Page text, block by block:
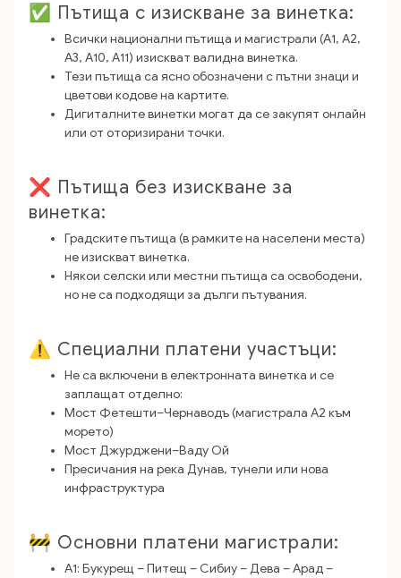
✅ Пътища с изискване за винетка:
Всички национални пътища и магистрали (A1, A2,
A3, A10, A11) изискват валидна винетка.
Тези пътища са ясно обозначени с пътни знаци и
цветови кодове на картите.
Дигиталните винетки могат да се закупят онлайн
или от оторизирани точки.
❌ Пътища без изискване за
винетка:
Градските пътища (в рамките на населени места)
не изискват винетка.
Някои селски или местни пътища са освободени,
но не са подходящи за дълги пътувания.
⚠️ Специални платени участъци:
Не са включени в електронната винетка и се
заплащат отделно:
Мост Фетешти–Чернаводъ (магистрала A2 към
морето)
Мост Джурджени–Ваду Ой
Пресичания на река Дунав, тунели или нова
инфраструктура
🚧 Основни платени магистрали:
A1: Букурещ – Питещ – Сибиу – Дева – Арад –